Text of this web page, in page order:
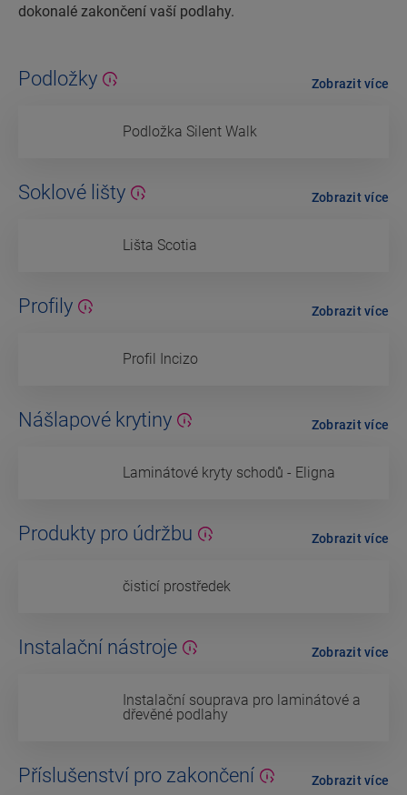
dokonalé zakončení vaší podlahy.
Podložky
Podložka Silent Walk
Zobrazit více
Soklové lišty
Lišta Scotia
Zobrazit více
Profily
Profil Incizo
Zobrazit více
Nášlapové krytiny
Laminátové kryty schodů - Eligna
Zobrazit více
Produkty pro údržbu
čisticí prostředek
Zobrazit více
Instalační nástroje
Instalační souprava pro laminátové a
dřevěné podlahy
Zobrazit více
Příslušenství pro zakončení Zobrazit více